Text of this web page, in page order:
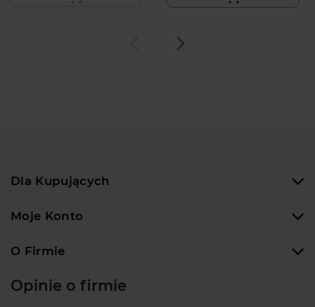
Dla Kupujących
Moje Konto
O Firmie
Opinie o firmie